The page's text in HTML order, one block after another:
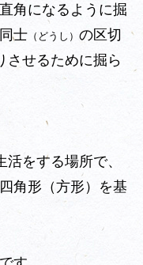
角になるように掘
士 （どうし） の区切
させるために掘ら
をする場所で、
角形（方形）を基